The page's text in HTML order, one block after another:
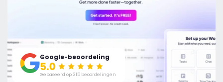
Google-beoordeling
Gebaseerd op 315 beoordelingen